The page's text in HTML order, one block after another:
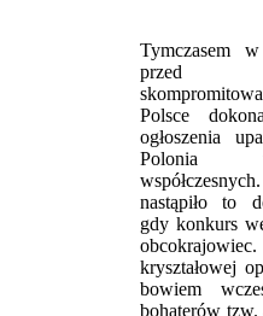
Tymczasem
przed
Polsce
ogłoszenia
Polonia
nastąpiło to
gdy konkurs
kryształowej
bowiem
bohaterów tzw.